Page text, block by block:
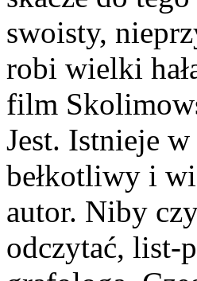
swoisty,
robi wielki
film
Jest. Istnieje
bełkotliwy i
autor. Niby
odczytać, list-